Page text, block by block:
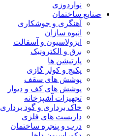
نواردوزی
صنایع ساختمان
آهنگری و جوشکاری
انبوه سازان
ایزولاسیون و آسفالت
برق و الکترونیک
پارتیشن ها
پکیج و کولر گازی
پوشش های سقف
پوشش های کف و دیوار
تجهیزات آشپزخانه
خاک برداری و گود برداری
داربست های فلزی
درب و پنجره ساختمان